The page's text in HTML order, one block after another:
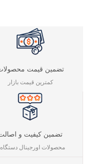
تضمین قیمت
کمترین قیمت بازار
تضمین کیفیت و
محصولات اورجینال